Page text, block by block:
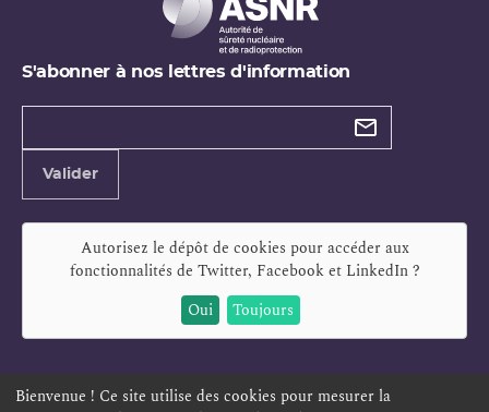
S'abonner à nos lettres d'information
Types de
Valider
Autorisez le dépôt de cookies pour accéder aux
fonctionnalités de Twitter, Facebook et LinkedIn?
Oui
Toujours
Bienvenue ! Ce site utilise des cookies pour mesurer la